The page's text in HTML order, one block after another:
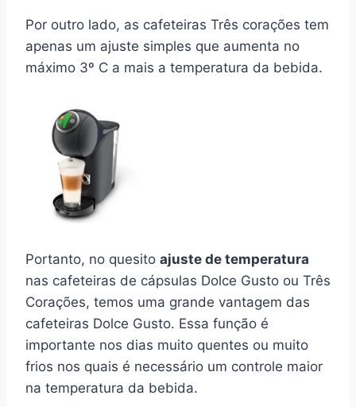
Por outro lado, as cafeteiras Três corações tem
apenas um ajuste simples que aumenta no
máximo 3º C a mais a temperatura da bebida.
Portanto, no quesito ajuste de temperatura
nas cafeteiras de cápsulas Dolce Gusto ou Três
Corações, temos uma grande vantagem das
cafeteiras Dolce Gusto. Essa função é
importante nos dias muito quentes ou muito
frios nos quais é necessário um controle maior
na temperatura da bebida.